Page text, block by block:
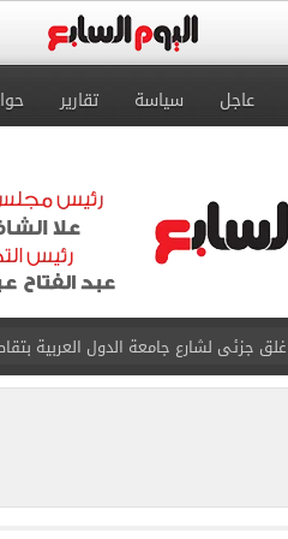
عاجل سياسة تقارير
غلق جزئى لشارع جامعة الدول العربية بتقاطعه مع
عمرو دياب يدخل موسوعة جينيس بعد تصدره قائمة
أسعار الذهب في مصر تتراجع.. وعيار 21 يسجل هذا الرقم